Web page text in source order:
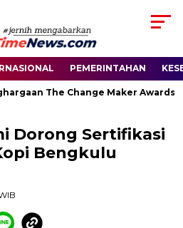
PEMERINTAHAN
The Change Maker Awards
Dorong Sertifikasi
Bengkulu